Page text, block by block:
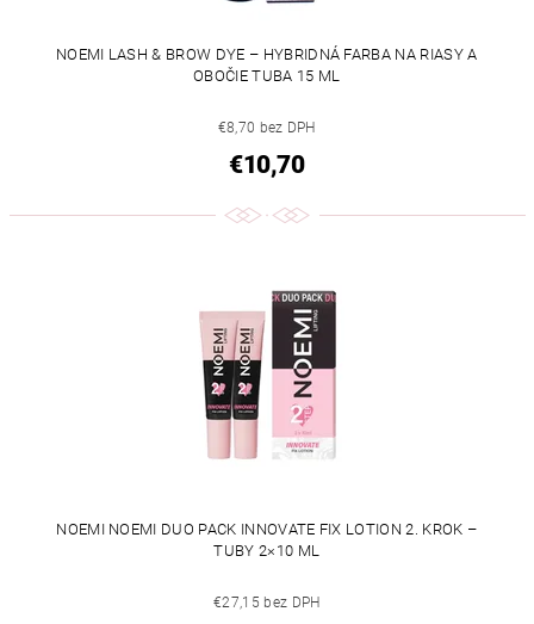
NOEMI LASH & BROW DYE – HYBRIDNÁ FARBA NA RIASY A
OBOČIE TUBA 15 ML
€8,70 bez DPH
€10,70
NOEMI NOEMI DUO PACK INNOVATE FIX LOTION 2. KROK –
TUBY 2×10 ML
€27,15 bez DPH